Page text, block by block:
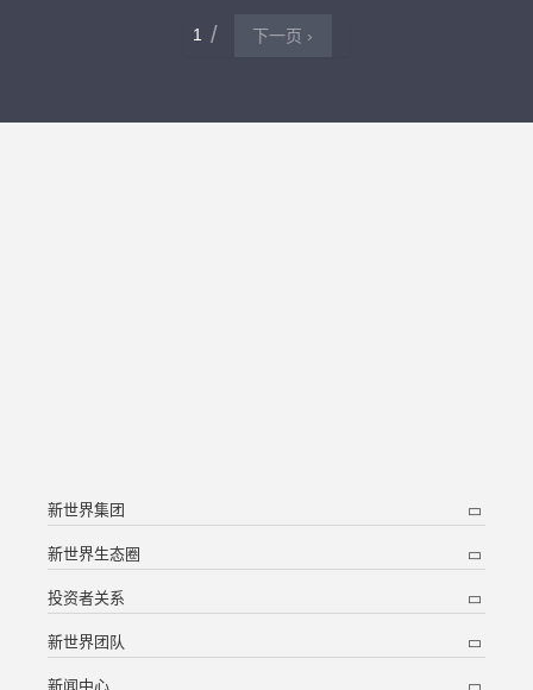
1 下一页 ›
新世界集团
新世界生态圈
投资者关系
新世界团队
新闻中心